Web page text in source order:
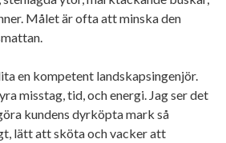
Målet är ofta att minska den
en kompetent landskapsingenjör.
misstag, tid, och energi. Jag ser det
kundens dyrköpta mark så
lätt att sköta och vacker att